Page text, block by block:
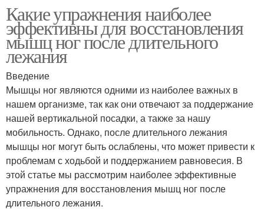
Какие упражнения наиболее
эффективны для восстановления
мышц ног после длительного
лежания
Введение
Мышцы ног являются одними из наиболее важных в
нашем организме, так как они отвечают за поддержание
нашей вертикальной посадки, а также за нашу
мобильность. Однако, после длительного лежания
мышцы ног могут быть ослаблены, что может привести к
проблемам с ходьбой и поддержанием равновесия. В
этой статье мы рассмотрим наиболее эффективные
упражнения для восстановления мышц ног после
длительного лежания.